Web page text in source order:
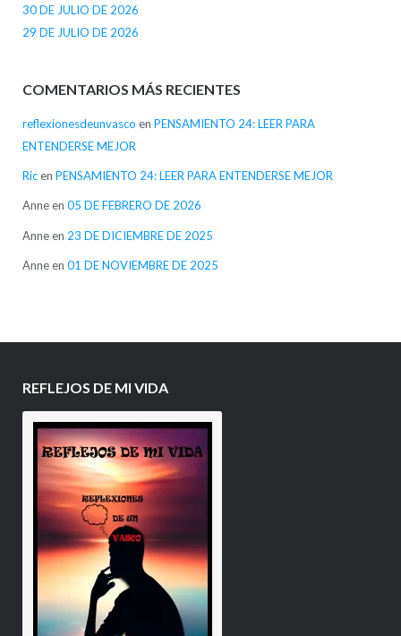
30 DE JULIO DE 2026
29 DE JULIO DE 2026
COMENTARIOS MÁS RECIENTES
reflexionesdeunvasco en PENSAMIENTO 24: LEER PARA
ENTENDERSE MEJOR
Ricen PENSAMIENTO 24: LEER PARA ENTENDERSE MEJOR
Anneen 05 DE FEBRERO DE 2026
Anneen 23 DE DICIEMBRE DE 2025
Anneen 01 DE NOVIEMBRE DE 2025
REFLEJOS DE MI VIDA